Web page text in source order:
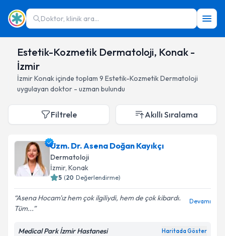
Doktor, klinik ara...
Estetik-Kozmetik Dermatoloji, Konak -
İzmir
İzmirKonakiçinde toplam 9 Estetik-Kozmetik Dermatoloji
uygulayan doktor - uzman bulundu
Filtrele Akıllı Sıralama
Uzm. Dr. Asena Doğan Kayıkçı
Dermatoloji
İzmir, Konak
5 (20 Değerlendirme)
Asena Hocam'ız hem çok ilgiliydi, hem de çok kibardı.
Tüm...
Devamı
Medical Park İzmir Hastanesi Haritada Göster